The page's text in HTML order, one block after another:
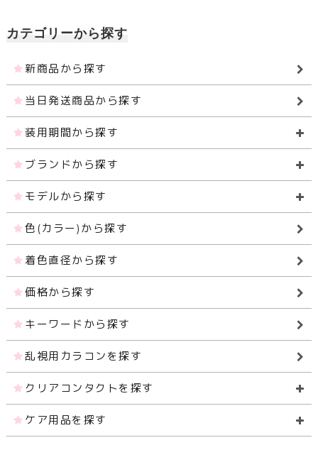
カテゴリーから探す
新商品から探す
当日発送商品から探す
装用期間から探す
ブランドから探す
モデルから探す
色(カラー)から探す
着色直径から探す
価格から探す
キーワードから探す
乱視用カラコンを探す
クリアコンタクトを探す
ケア用品を探す